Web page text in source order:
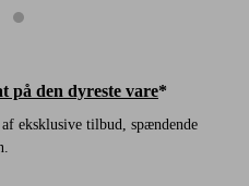
på den dyreste vare*
eksklusive tilbud, spændende
1 farve